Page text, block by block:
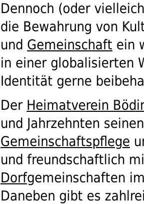
Dennoch (oder
die Bewahrung von
und Gemeinschaft ein
in einer globalisierten
Identität gerne
Der Heimatverein
und Jahrzehnten
Gemeinschaftspflege
und freundschaftlich
Dorfgemeinschaften
Daneben gibt es